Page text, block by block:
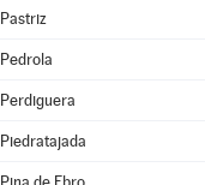
Pastriz
Pedrola
Perdiguera
Piedratajada